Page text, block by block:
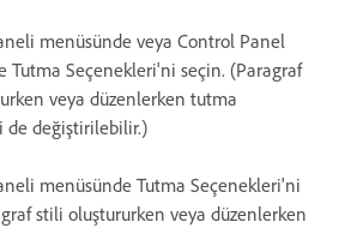
menüsünde veya Control Panel
Tutma Seçenekleri'ni seçin. (Paragraf
veya düzenlerken tutma
de değiştirilebilir.)
menüsünde Tutma Seçenekleri'ni
stili oluştururken veya düzenlerken